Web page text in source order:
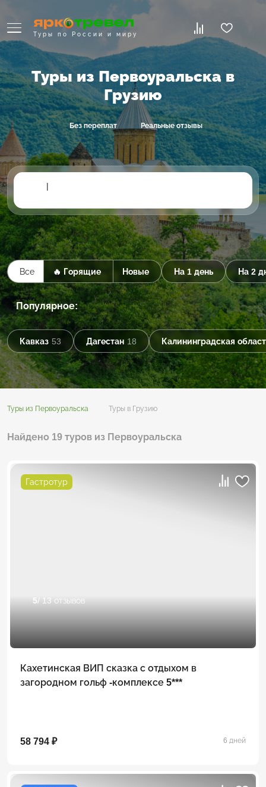
Туры по России и миру
Туры из Первоуральска в
Грузию
Без переплат Реальные отзывы
|
Все 🔥 Горящие Новые На 1 день На 2
Популярное:
Кавказ 53 Дагестан 18 Калининградская
Туры из Первоуральска Туры в Грузию
Найдено 19 туров из Первоуральска
Гастротур
5/ 13 отзывов
Кахетинская ВИП сказка с отдыхом в
загородном гольф -комплексе 5***
58 794 ₽ 6 дней